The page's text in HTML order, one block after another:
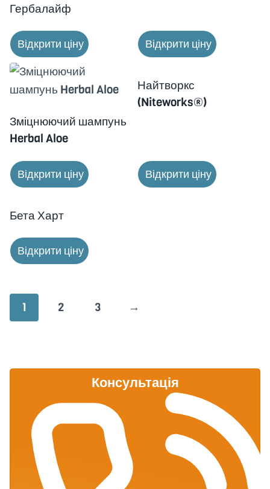
Гербалайф
Відкрити ціну Відкрити ціну
Зміцнюючий шампунь
Herbal Aloe
Відкрити ціну
Найтворкс
(Niteworks®)
Відкрити ціну
Бета Харт
Відкрити ціну
1 2 3 →
Консультація